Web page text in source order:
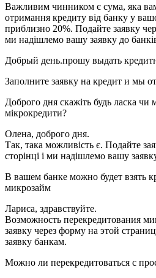
Важливим чинником є сума, яка
отримання кредиту від банку у
приблизно 20%. Подайте заявку
ми надішлемо вашу заявку до
Добрый день.прошу выдать
Заполните заявку на кредит и мы
Доброго дня скажіть будь ласка чи
мікрокредити?
Олена, доброго дня.
Так, така можливість є. Подайте
сторінці і ми надішлемо вашу
В вашем банке можно будет взять
микрозайм
Лариса, здравствуйте.
Возможность перекредитования
заявку через форму на этой
заявку банкам.
Можно ли перекредитоваться с